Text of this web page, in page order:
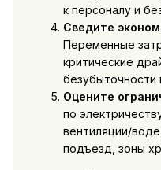
к персоналу и
Сведите
Переменные
критические
безубыточности
Оцените
по
вентиляции/
подъезд, зоны